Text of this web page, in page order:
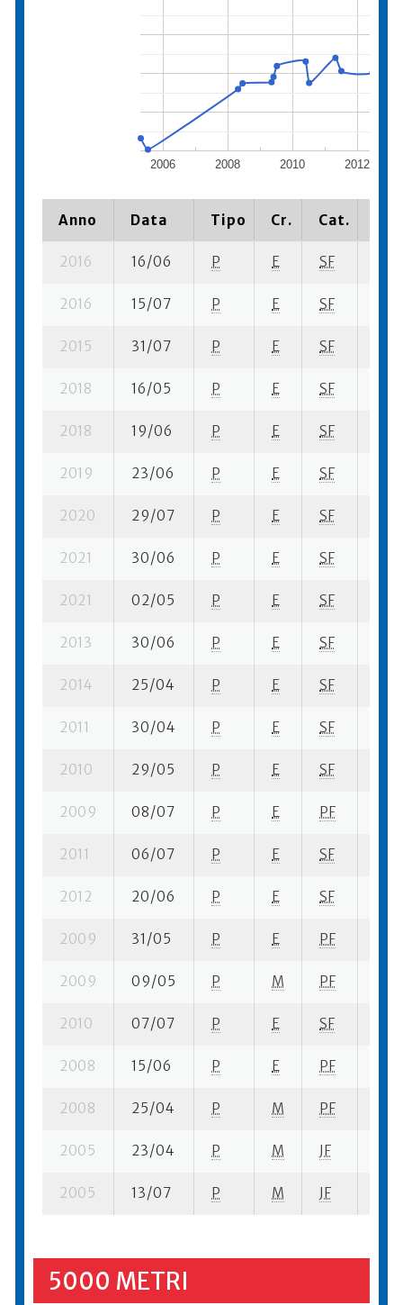
2006 2008 2010 2012
Anno Data Tipo Cr. Cat.
2016 16/06 P E SF
2016 15/07 P E SF
2015 31/07 P E SF
2018 16/05 P E SF
2018 19/06 P E SF
2019 23/06 P E SF
2020 29/07 P E SF
2021 30/06 P E SF
2021 02/05 P E SF
2013 30/06 P E SF
2014 25/04 P E SF
2011 30/04 P E SF
2010 29/05 P E SF
2009 08/07 P E PF
2011 06/07 P E SF
2012 20/06 P E SF
2009 31/05 P E PF
2009 09/05 P M PF
2010 07/07 P E SF
2008 15/06 P E PF
2008 25/04 P M PF
2005 23/04 P M JF
2005 13/07 P M JF
5000 METRI